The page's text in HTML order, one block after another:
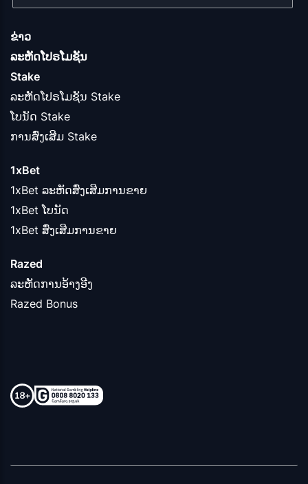
ຂ່າວ
ລະຫັດໂປຣໂມຊັນ
Stake
ລະຫັດໂປຣໂມຊັນ Stake
ໂບນັດ Stake
ການສົ່ງເສີມ Stake
1xBet
1xBet ລະຫັດສົ່ງເສີມການຂາຍ
1xBet ໂບນັດ
1xBet ສົ່ງເສີມການຂາຍ
Razed
ລະຫັດການອ້າງອີງ
Razed Bonus